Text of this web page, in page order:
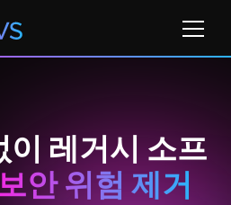
이 레거시 소프
안 위험 제거